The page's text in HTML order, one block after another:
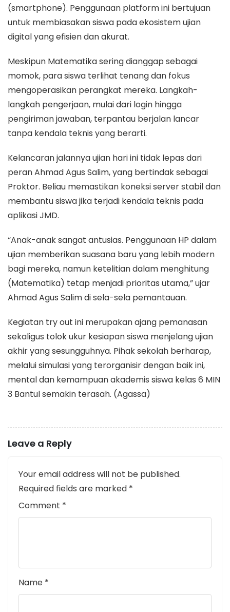
(smartphone). Penggunaan platform ini bertujuan
untuk membiasakan siswa pada ekosistem ujian
digital yang efisien dan akurat.
Meskipun Matematika sering dianggap sebagai
momok, para siswa terlihat tenang dan fokus
mengoperasikan perangkat mereka. Langkah-
langkah pengerjaan, mulai dari login hingga
pengiriman jawaban, terpantau berjalan lancar
tanpa kendala teknis yang berarti.
Kelancaran jalannya ujian hari ini tidak lepas dari
peran Ahmad Agus Salim, yang bertindak sebagai
Proktor. Beliau memastikan koneksi server stabil dan
membantu siswa jika terjadi kendala teknis pada
aplikasi JMD.
“Anak-anak sangat antusias. Penggunaan HP dalam
ujian memberikan suasana baru yang lebih modern
bagi mereka, namun ketelitian dalam menghitung
(Matematika) tetap menjadi prioritas utama,” ujar
Ahmad Agus Salim di sela-sela pemantauan.
Kegiatan try out ini merupakan ajang pemanasan
sekaligus tolok ukur kesiapan siswa menjelang ujian
akhir yang sesungguhnya. Pihak sekolah berharap,
melalui simulasi yang terorganisir dengan baik ini,
mental dan kemampuan akademis siswa kelas 6 MIN
3 Bantul semakin terasah. (Agassa)
Leave a Reply
Your email address will not be published.
Required fields are marked *
Comment *
Name *